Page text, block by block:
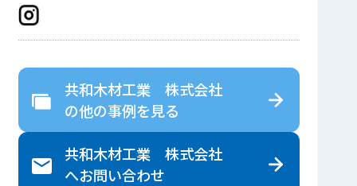
共和木材工業 株式会社
の他の事例を見る
共和木材工業 株式会社
へお問い合わせ